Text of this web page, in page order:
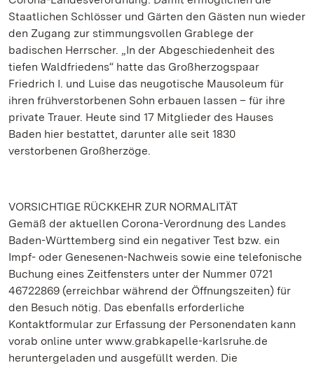
Staatlichen Schlösser und Gärten den Gästen nun wieder
den Zugang zur stimmungsvollen Grablege der
badischen Herrscher. „In der Abgeschiedenheit des
tiefen Waldfriedens“ hatte das Großherzogspaar
Friedrich I. und Luise das neugotische Mausoleum für
ihren frühverstorbenen Sohn erbauen lassen – für ihre
private Trauer. Heute sind 17 Mitglieder des Hauses
Baden hier bestattet, darunter alle seit 1830
verstorbenen Großherzöge.
VORSICHTIGE RÜCKKEHR ZUR NORMALITÄT
Gemäß der aktuellen Corona-Verordnung des Landes
Baden-Württemberg sind ein negativer Test bzw. ein
Impf- oder Genesenen-Nachweis sowie eine telefonische
Buchung eines Zeitfensters unter der Nummer 0721
46722869 (erreichbar während der Öffnungszeiten) für
den Besuch nötig. Das ebenfalls erforderliche
Kontaktformular zur Erfassung der Personendaten kann
vorab online unter www.grabkapelle-karlsruhe.de
heruntergeladen und ausgefüllt werden. Die